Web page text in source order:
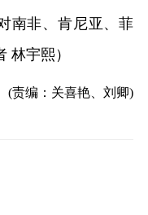
非、肯尼亚、菲
林宇熙）
(责编：关喜艳、刘卿)